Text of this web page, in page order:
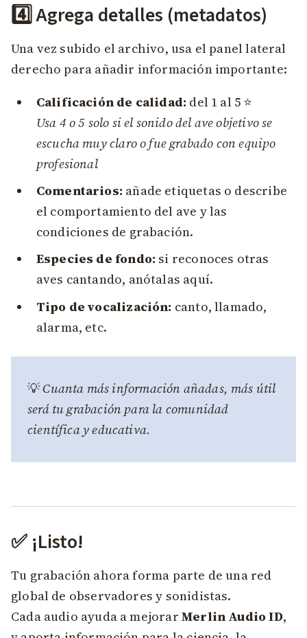
4️⃣ Agrega detalles (metadatos)
Una vez subido el archivo, usa el panel lateral
derecho para añadir información importante:
Calificación de calidad: del 1 al 5 ⭐
Usa 4 o 5 solo si el sonido del ave objetivo se
escucha muy claro o fue grabado con equipo
profesional
Comentarios: añade etiquetas o describe
el comportamiento del ave y las
condiciones de grabación.
Especies de fondo: si reconoces otras
aves cantando, anótalas aquí.
Tipo de vocalización: canto, llamado,
alarma, etc.
💡Cuanta más información añadas, más útil
será tu grabación para la comunidad
científica y educativa.
✅ ¡Listo!
Tu grabación ahora forma parte de una red
global de observadores y sonidistas.
Cada audio ayuda a mejorar Merlin Audio ID,